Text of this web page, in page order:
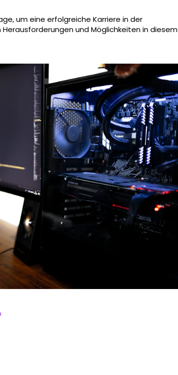
um eine erfolgreiche Karriere in der
und Möglichkeiten in diesem